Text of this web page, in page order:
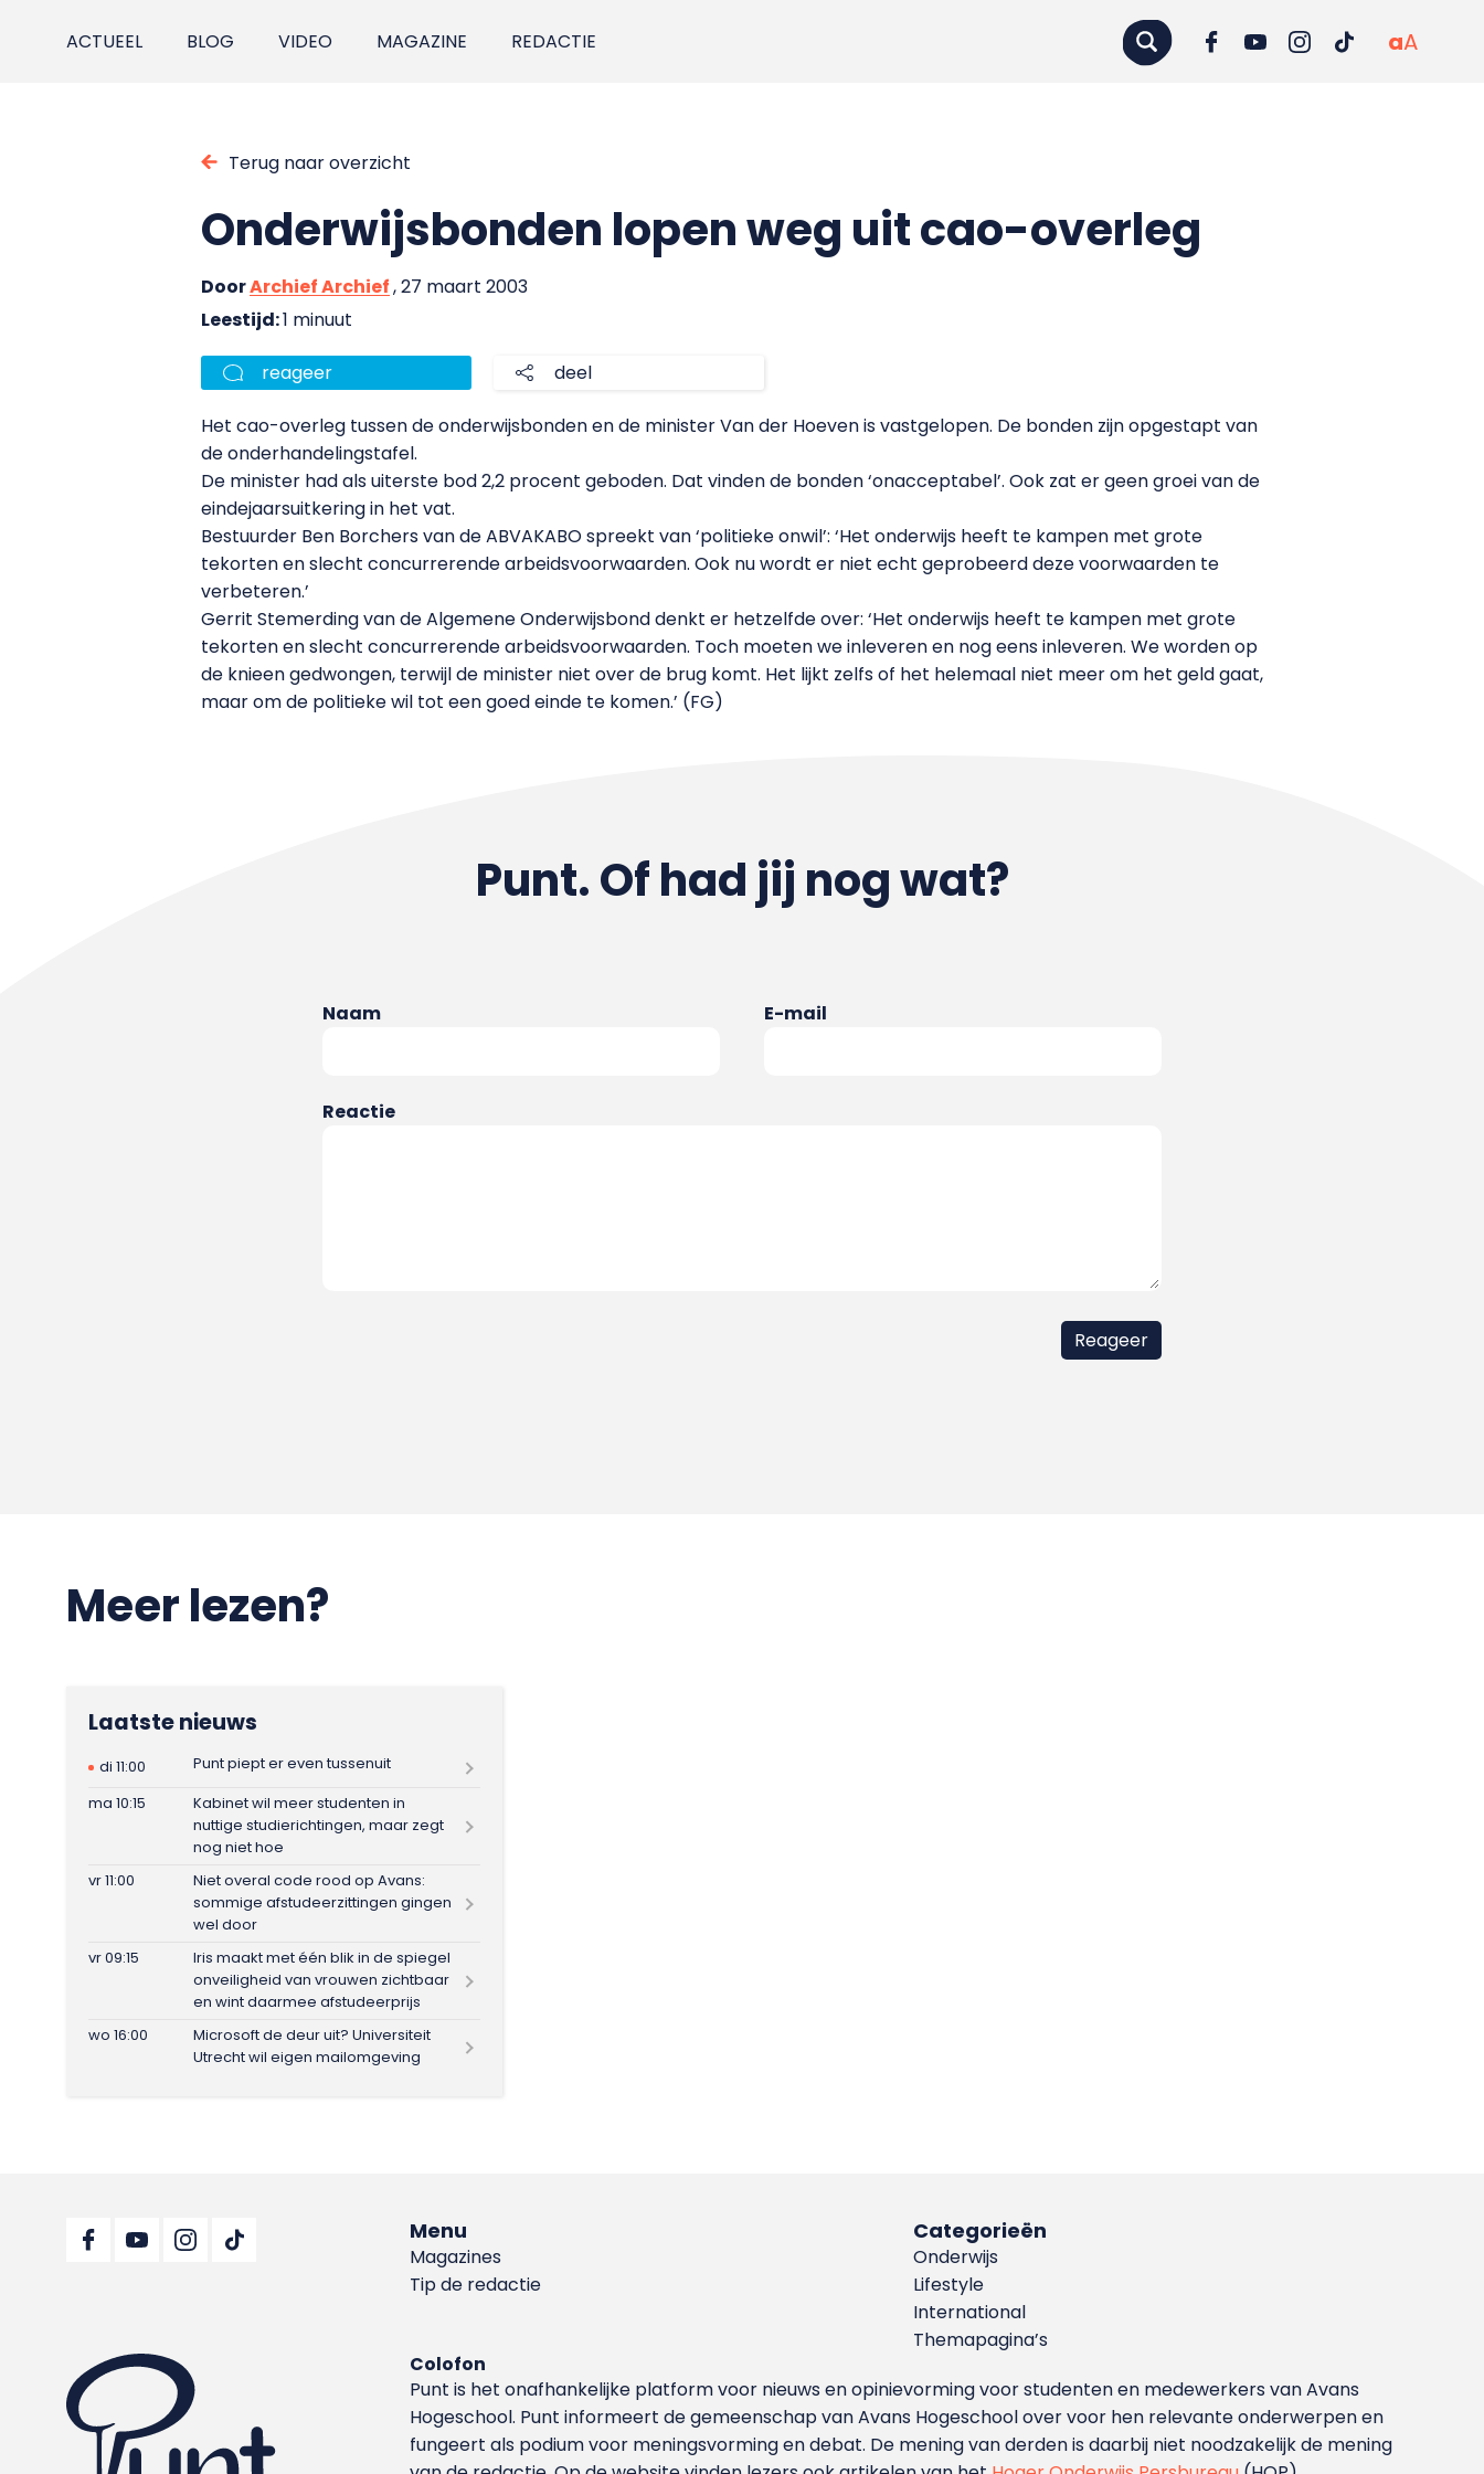
ACTUEEL BLOG VIDEO MAGAZINE REDACTIE aA
Terug naar overzicht
Onderwijsbonden lopen weg uit cao-overleg
DoorArchief Archief, 27 maart 2003
Leestijd:1 minuut
reageer deel
Het cao-overleg tussen de onderwijsbonden en de minister Van der Hoeven is vastgelopen. De bonden zijn opgestapt van
de onderhandelingstafel.
De minister had als uiterste bod 2,2 procent geboden. Dat vinden de bonden ‘onacceptabel’. Ook zat er geen groei van de
eindejaarsuitkering in het vat.
Bestuurder Ben Borchers van de ABVAKABO spreekt van ‘politieke onwil’: ‘Het onderwijs heeft te kampen met grote
tekorten en slecht concurrerende arbeidsvoorwaarden. Ook nu wordt er niet echt geprobeerd deze voorwaarden te
verbeteren.’
Gerrit Stemerding van de Algemene Onderwijsbond denkt er hetzelfde over: ‘Het onderwijs heeft te kampen met grote
tekorten en slecht concurrerende arbeidsvoorwaarden. Toch moeten we inleveren en nog eens inleveren. We worden op
de knieen gedwongen, terwijl de minister niet over de brug komt. Het lijkt zelfs of het helemaal niet meer om het geld gaat,
maar om de politieke wil tot een goed einde te komen.’ (FG)
Punt. Of had jij nog wat?
Naam E-mail
Reactie
Meer lezen?
Laatste nieuws
di 11:00
Punt piept er even tussenuit
ma 10:15
Kabinet wil meer studenten in
nuttige studierichtingen, maar zegt
nog niet hoe
vr 11:00
Niet overal code rood op Avans:
sommige afstudeerzittingen gingen
wel door
vr 09:15
Iris maakt met één blik in de spiegel
onveiligheid van vrouwen zichtbaar
en wint daarmee afstudeerprijs
wo 16:00
Microsoft de deur uit? Universiteit
Utrecht wil eigen mailomgeving
Menu
Magazines
Tip de redactie
Categorieën
Onderwijs
Lifestyle
International
Themapagina’s
Colofon
Punt is het onafhankelijke platform voor nieuws en opinievorming voor studenten en medewerkers van Avans
Hoge­school. Punt informeert de gemeenschap van Avans Hogeschool over voor hen relevante onderwerpen en
fungeert als podium voor meningsvorming en debat. De mening van derden is daarbij niet noodzakelijk de mening